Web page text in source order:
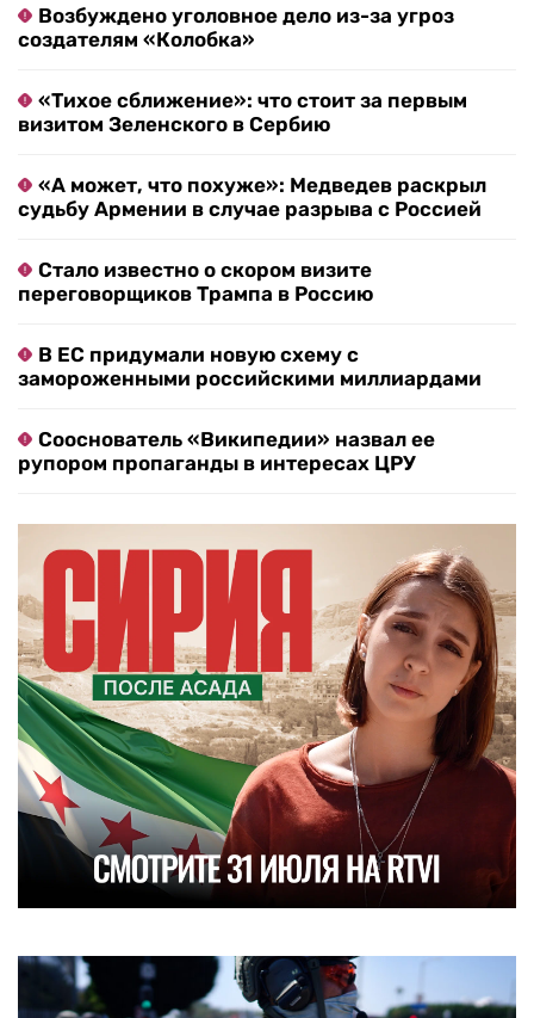
Возбуждено уголовное дело из-за угроз
создателям «Колобка»
«Тихое сближение»: что стоит за первым
визитом Зеленского в Сербию
«А может, что похуже»: Медведев раскрыл
судьбу Армении в случае разрыва с Россией
Стало известно о скором визите
переговорщиков Трампа в Россию
В ЕС придумали новую схему с
замороженными российскими миллиардами
Сооснователь «Википедии» назвал ее
рупором пропаганды в интересах ЦРУ